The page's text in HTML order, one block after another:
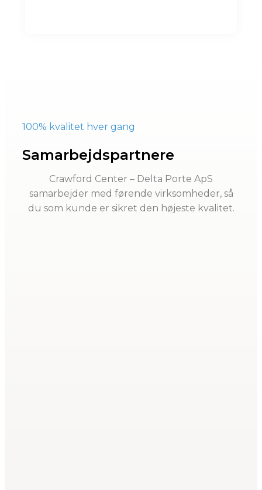
100% kvalitet hver gang
Samarbejdspartnere
Crawford Center – Delta Porte ApS
samarbejder med førende virksomheder, så
du som kunde er sikret den højeste kvalitet.